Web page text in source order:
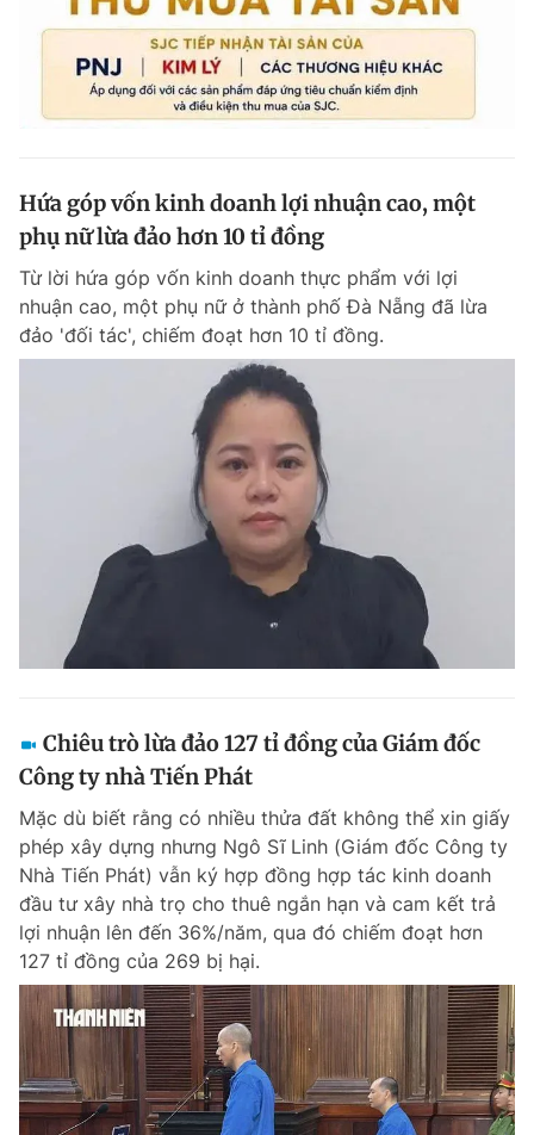
Hứa góp vốn kinh doanh lợi nhuận cao, một
phụ nữ lừa đảo hơn 10 tỉ đồng
Từ lời hứa góp vốn kinh doanh thực phẩm với lợi
nhuận cao, một phụ nữ ở thành phố Đà Nẵng đã lừa
đảo 'đối tác', chiếm đoạt hơn 10 tỉ đồng.
Chiêu trò lừa đảo 127 tỉ đồng của Giám đốc
Công ty nhà Tiến Phát
Mặc dù biết rằng có nhiều thửa đất không thể xin giấy
phép xây dựng nhưng Ngô Sĩ Linh (Giám đốc Công ty
Nhà Tiến Phát) vẫn ký hợp đồng hợp tác kinh doanh
đầu tư xây nhà trọ cho thuê ngắn hạn và cam kết trả
lợi nhuận lên đến 36%/năm, qua đó chiếm đoạt hơn
127 tỉ đồng của 269 bị hại.